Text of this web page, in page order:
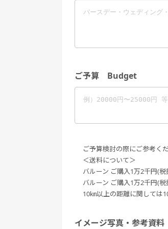
ご予算 Budget
ご予算検討の際にご参考くだ
＜送料について＞
バルーン ご購入1万2千円(税
バルーン ご購入1万2千円(
10㎞以上の距離に関しては
イメージ写真・参考資